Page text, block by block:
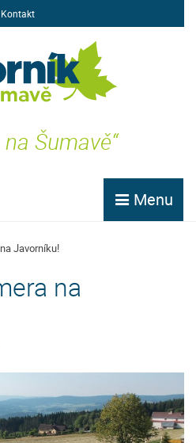
Kontakt
na Šumavě“
Menu
Javorníku!
na